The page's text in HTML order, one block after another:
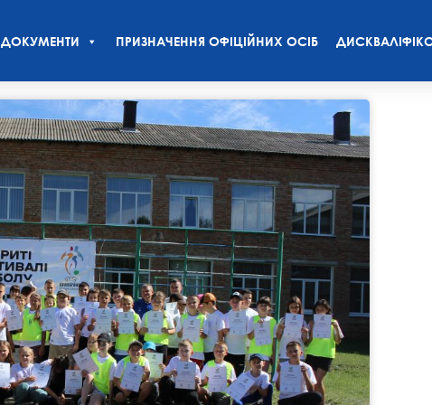
ДОКУМЕНТИ ПРИЗНАЧЕННЯ ОФІЦІЙНИХ ОСІБ